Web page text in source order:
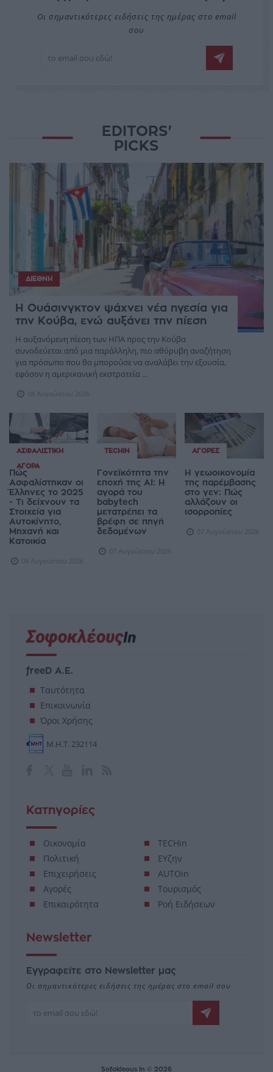
Οι σημαντικότερες ειδήσεις της ημέρας στο email
σου
EDITORS'
PICKS
ΔΙΕΘΝΉ
Η Ουάσινγκτον ψάχνει νέα ηγεσία για
την Κούβα, ενώ αυξάνει την πίεση
Η αυξανόμενη πίεση των ΗΠΑ προς την Κούβα
συνοδεύεται από μια παράλληλη, πιο αθόρυβη αναζήτηση
για πρόσωπο που θα μπορούσε να αναλάβει την εξουσία,
εφόσον η αμερικανική εκστρατεία ...
08 Αυγούστου 2026
ΑΣΦΑΛΙΣΤΙΚΉ
ΑΓΟΡΆ
Πώς
Ασφαλίστηκαν οι
Έλληνες το 2025
- Τι δείχνουν τα
Στοιχεία για
Αυτοκίνητο,
Μηχανή και
Κατοικία
08 Αυγούστου 2026
TECHIN
Γονεϊκότητα την
εποχή της AI: Η
αγορά του
babytech
μετατρέπει τα
βρέφη σε πηγή
δεδομένων
07 Αυγούστου 2026
ΑΓΟΡΈΣ
Η γεωοικονομία
της παρέμβασης
στο γεν: Πώς
αλλάζουν οι
ισορροπίες
07 Αυγούστου 2026
freeD Α.Ε.
Ταυτότητα
Επικοινωνία
Όροι Χρήσης
Μ.Η.Τ. 232114
Κατηγορίες
Οικονομία
Πολιτική
Επιχειρήσεις
Αγορές
Επικαιρότητα
TECHin
ΕΥζην
AUTOin
Τουρισμός
Ροή Ειδήσεων
Newsletter
Εγγραφείτε στο Newsletter μας
Οι σημαντικότερες ειδήσεις της ημέρας στο email σου
Sofokleous In © 2026